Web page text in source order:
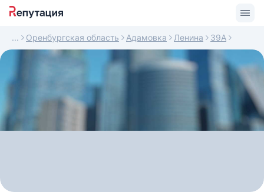
Оренбургская область Адамовка Ленина 39А